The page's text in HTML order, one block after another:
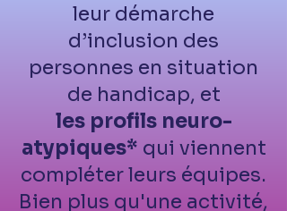
leur démarche
d’inclusion des
personnes en situation
de handicap, et
les profils neuro-
atypiques* qui viennent
compléter leurs équipes.
Bien plus qu'une activité,